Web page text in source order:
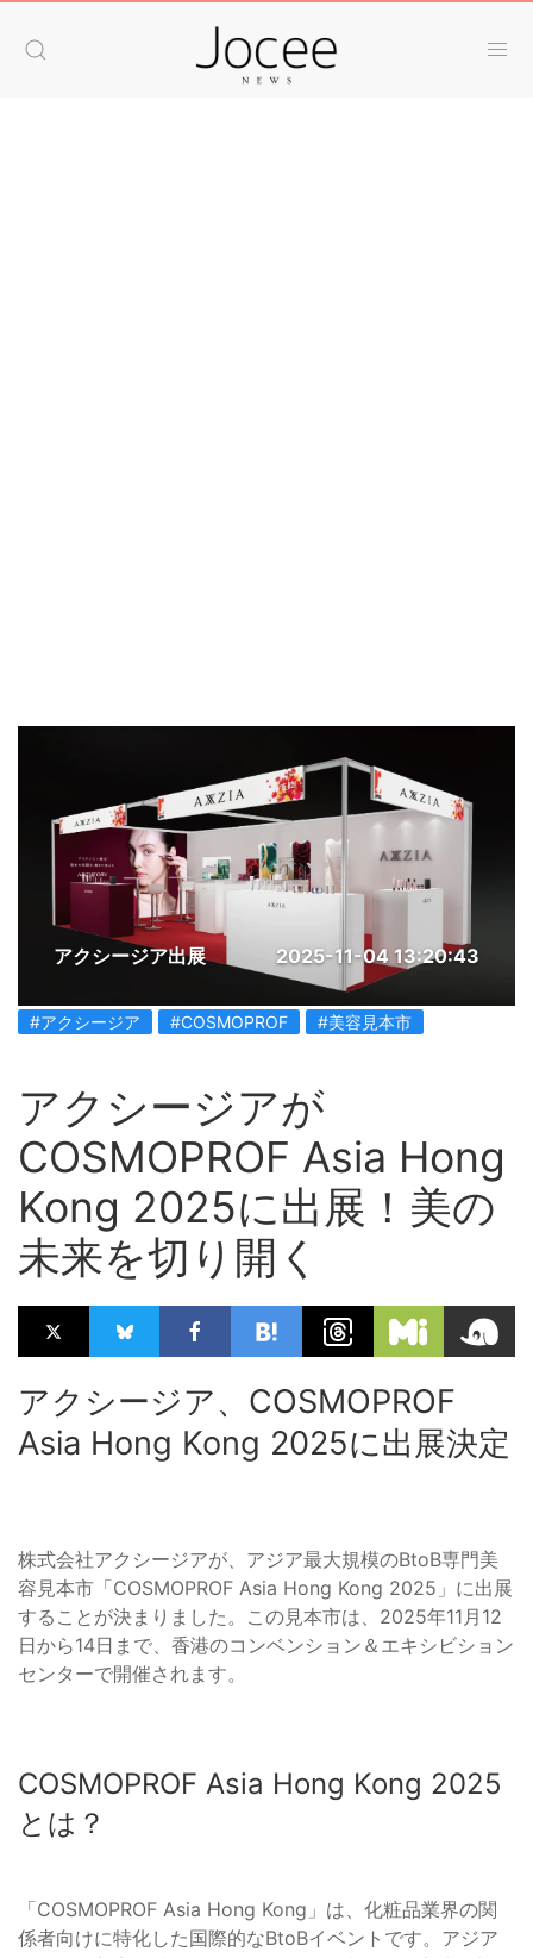
アクシージア出展 2025-11-04 13:20:43
#アクシージア #COSMOPROF #美容見本市
アクシージアが
COSMOPROF Asia Hong
Kong 2025に出展！美の
未来を切り開く
アクシージア、COSMOPROF
Asia Hong Kong 2025に出展決定
株式会社アクシージアが、アジア最大規模のBtoB専門美
容見本市「COSMOPROF Asia Hong Kong 2025」に出展
することが決まりました。この見本市は、2025年11月12
日から14日まで、香港のコンベンション＆エキシビション
センターで開催されます。
COSMOPROF Asia Hong Kong 2025
とは？
「COSMOPROF Asia Hong Kong」は、化粧品業界の関
係者向けに特化した国際的なBtoBイベントです。アジア